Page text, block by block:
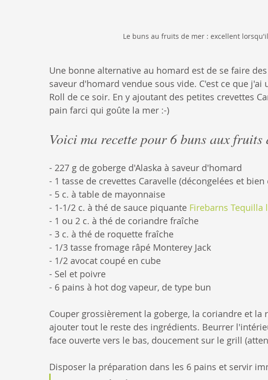
Le buns au fruits de mer : excellent
Une bonne alternative au homard est de se faire
saveur d'homard vendue sous vide. C'est ce que
Roll de ce soir. En y ajoutant des petites crevettes
pain farci qui goûte la mer :-)
Voici ma recette pour 6 buns aux fruits
- 227 g de goberge d'Alaska à saveur d'homard
- 1 tasse de crevettes Caravelle (décongelées et bien
- 5 c. à table de mayonnaise
- 1-1/2 c. à thé de sauce piquante Firebarns Tequilla
- 1 ou 2 c. à thé de coriandre fraîche
- 3 c. à thé de roquette fraîche
- 1/3 tasse fromage râpé Monterey Jack
- 1/2 avocat coupé en cube
- Sel et poivre
- 6 pains à hot dog vapeur, de type bun
Couper grossièrement la goberge, la coriandre et
ajouter tout le reste des ingrédients. Beurrer
face ouverte vers le bas, doucement sur le grill
Disposer la préparation dans les 6 pains et servir